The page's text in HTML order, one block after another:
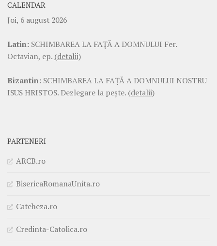
CALENDAR
Joi, 6 august 2026
Latin: SCHIMBAREA LA FAŢĂ A DOMNULUI Fer.
Octavian, ep. (detalii)
Bizantin: SCHIMBAREA LA FAŢĂ A DOMNULUI NOSTRU
ISUS HRISTOS. Dezlegare la pește. (detalii)
PARTENERI
ARCB.ro
BisericaRomanaUnita.ro
Cateheza.ro
Credinta-Catolica.ro